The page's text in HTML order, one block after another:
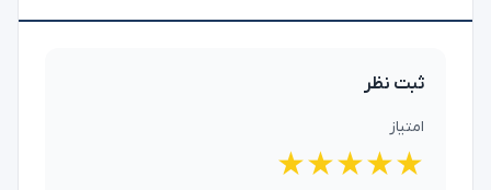
ثبت نظر
امتیاز
★
★
★
★
★